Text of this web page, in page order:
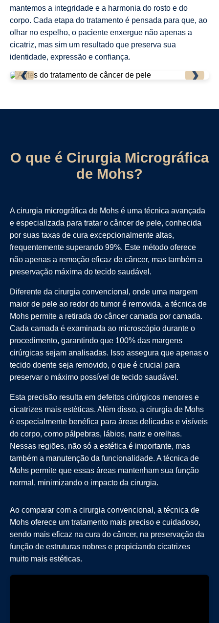
mantemos a integridade e a harmonia do rosto e do
corpo. Cada etapa do tratamento é pensada para que, ao
olhar no espelho, o paciente enxergue não apenas a
cicatriz, mas sim um resultado que preserva sua
identidade, expressão e confiança.
❮ ❯
O que é Cirurgia Micrográfica
de Mohs?
A cirurgia micrográfica de Mohs é uma técnica avançada
e especializada para tratar o câncer de pele, conhecida
por suas taxas de cura excepcionalmente altas,
frequentemente superando 99%. Este método oferece
não apenas a remoção eficaz do câncer, mas também a
preservação máxima do tecido saudável.
Diferente da cirurgia convencional, onde uma margem
maior de pele ao redor do tumor é removida, a técnica de
Mohs permite a retirada do câncer camada por camada.
Cada camada é examinada ao microscópio durante o
procedimento, garantindo que 100% das margens
cirúrgicas sejam analisadas. Isso assegura que apenas o
tecido doente seja removido, o que é crucial para
preservar o máximo possível de tecido saudável.
Esta precisão resulta em defeitos cirúrgicos menores e
cicatrizes mais estéticas. Além disso, a cirurgia de Mohs
é especialmente benéfica para áreas delicadas e visíveis
do corpo, como pálpebras, lábios, nariz e orelhas.
Nessas regiões, não só a estética é importante, mas
também a manutenção da funcionalidade. A técnica de
Mohs permite que essas áreas mantenham sua função
normal, minimizando o impacto da cirurgia.
Ao comparar com a cirurgia convencional, a técnica de
Mohs oferece um tratamento mais preciso e cuidadoso,
sendo mais eficaz na cura do câncer, na preservação da
função de estruturas nobres e propiciando cicatrizes
muito mais estéticas.